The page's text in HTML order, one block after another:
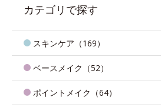
カテゴリで探す
スキンケア（169）
ベースメイク（52）
ポイントメイク（64）